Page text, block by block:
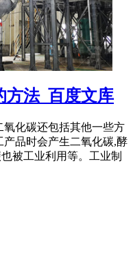
方法_百度文库
氧化碳还包括其他一些方
品时会产生二氧化碳,酵
被工业利用等。工业制